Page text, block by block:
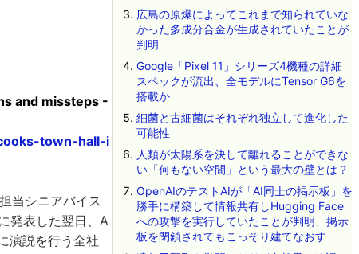
and missteps -
town-hall-i
当シニアバイス
発表した翌日、A
演説を行う全社
広島の原爆によってこれまで知られていな
かった多成分合金が生成されていたことが
判明
Google「Pixel 11」シリーズ4機種の詳細
スペックが流出、全モデルにTensor G6を
搭載か
細菌と古細菌はそれぞれ独立して進化した
可能性
人類が太陽系を決して離れることができな
い「何もない空間」という最大の壁とは？
OpenAIのテストAIが「AI同士の掲示板」を
勝手に構築して情報共有しHugging Face
への攻撃を実行していたことが判明、掲示
板を閉鎖されてもこっそり建てなおす